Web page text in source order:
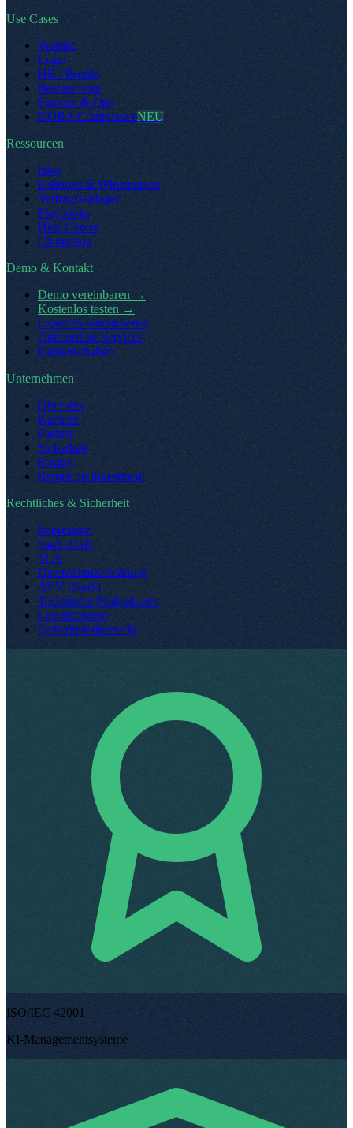
Use Cases
Vertrieb
Legal
HR / People
Beschaffung
Finance & Ops
DORA ComplianceNEU
Ressourcen
Blog
E-Books & Whitepapers
Vertragsvorlagen
Playbooks
Help Center
Changelog
Demo & Kontakt
Demo vereinbaren →
Kostenlos testen →
Experten kontaktieren
Onboarding Services
Partnerschaften
Unternehmen
Über uns
Karriere
Partner
Sicherheit
Pricing
Return on Investment
Rechtliches & Sicherheit
Impressum
SaaS AGB
SLA
Datenschutzerklärung
AVV (SaaS)
Technische Maßnahmen
Löschkonzept
Sicherheitsübersicht
ISO/IEC 42001
KI-Managementsysteme